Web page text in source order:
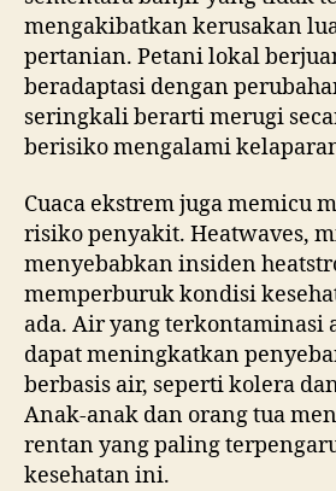
mengakibatkan kerusakan
pertanian. Petani lokal
beradaptasi dengan
seringkali berarti merugi
berisiko mengalami
Cuaca ekstrem juga memicu
risiko penyakit. Heatwaves,
menyebabkan insiden
memperburuk kondisi
ada. Air yang terkontaminasi
dapat meningkatkan
berbasis air, seperti kolera
Anak-anak dan orang tua
rentan yang paling
kesehatan ini.